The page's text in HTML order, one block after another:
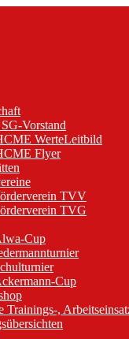
Vorstand
WerteLeitbild
Flyer
TVV
TVG
Cup
Cup
Trainings-,